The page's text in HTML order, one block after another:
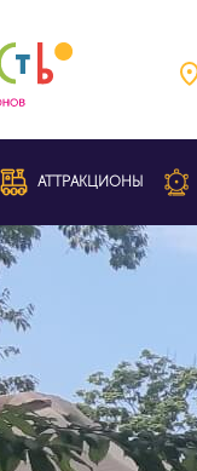
АТТРАКЦИОНЫ